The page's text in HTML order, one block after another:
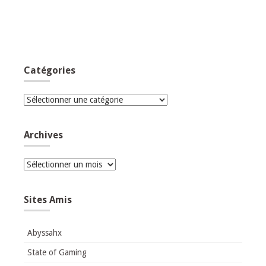
Catégories
Catégories
Archives
Archives
Sites Amis
Abyssahx
State of Gaming